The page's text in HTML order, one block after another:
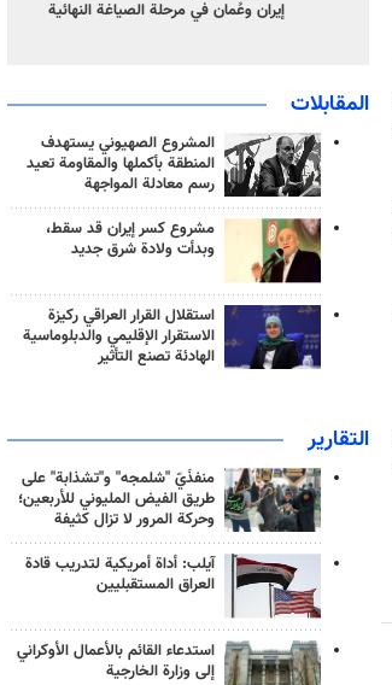
إيران وعُمان في مرحلة الصياغة النهائية
المقابلات
المشروع الصهيوني يستهدف
المنطقة بأكملها والمقاومة تعيد
رسم معادلة المواجهة
مشروع كسر إيران قد سقط،
وبدأت ولادة شرق جديد
استقلال القرار العراقي ركيزة
الاستقرار الإقليمي والدبلوماسية
الهادئة تصنع التأثير
التقارير
منفذَيّ "شلمجه" و"تشذابة" على
طريق الفيض المليوني للأربعين؛
وحركة المرور لا تزال كثيفة
آيلب: أداة أمريكية لتدريب قادة
العراق المستقبليين
استدعاء القائم بالأعمال الأوكراني
إلى وزارة الخارجية